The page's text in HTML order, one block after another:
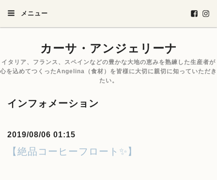
メニュー
カーサ・アンジェリーナ
イタリア、フランス、スペインなどの豊かな大地の恵みを熟練した生産者が
心を込めてつくったAngelina（食材）を皆様に大切に親切に知っていただき
たい。
インフォメーション
2019/08/06 01:15
【絶品コーヒーフロート✨】